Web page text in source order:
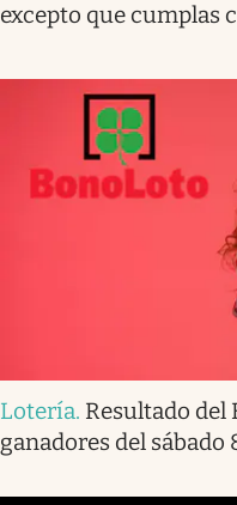
excepto que cumplas
Lotería. Resultado del
ganadores del sábado